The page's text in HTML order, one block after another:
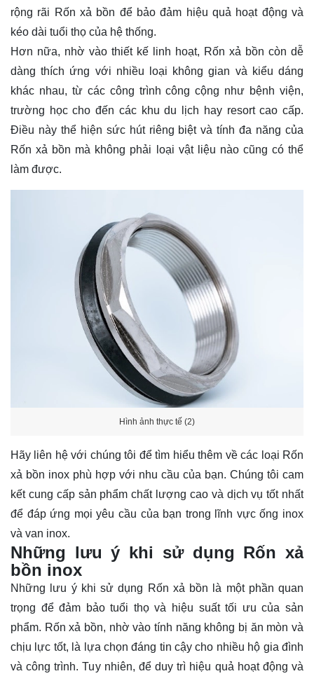
rộng rãi Rốn xả bồn để bảo đảm hiệu quả hoạt động và
kéo dài tuổi thọ của hệ thống.
Hơn nữa, nhờ vào thiết kế linh hoạt, Rốn xả bồn còn dễ
dàng thích ứng với nhiều loại không gian và kiểu dáng
khác nhau, từ các công trình công cộng như bệnh viện,
trường học cho đến các khu du lịch hay resort cao cấp.
Điều này thể hiện sức hút riêng biệt và tính đa năng của
Rốn xả bồn mà không phải loại vật liệu nào cũng có thể
làm được.
Hình ảnh thực tế (2)
Hãy liên hệvới chúng tôi để tìm hiểu thêm về các loại Rốn
xả bồn inox phù hợp với nhu cầu của bạn. Chúng tôi cam
kết cung cấp sản phẩm chất lượng cao và dịch vụ tốt nhất
để đáp ứng mọi yêu cầu của bạn trong lĩnh vực ống inox
và van inox.
Những lưu ý khi sử dụng Rốn xả
bồn inox
Những lưu ý khi sử dụng Rốn xả bồn là một phần quan
trọng để đảm bảo tuổi thọ và hiệu suất tối ưu của sản
phẩm. Rốn xả bồn, nhờ vào tính năng không bị ăn mòn và
chịu lực tốt, là lựa chọn đáng tin cậy cho nhiều hộ gia đình
và công trình. Tuy nhiên, để duy trì hiệu quả hoạt động và